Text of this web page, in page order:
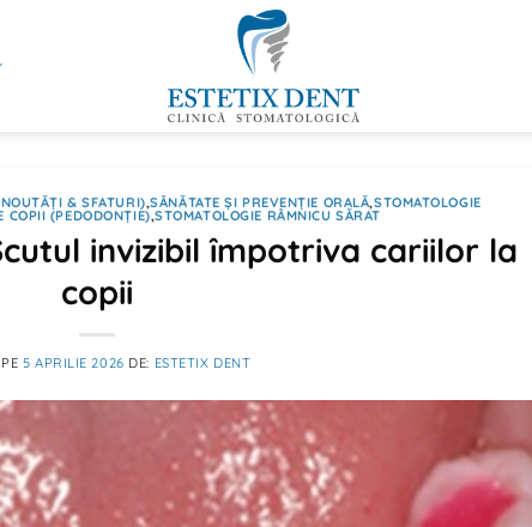
& SFATURI),SĂNĂTATE ȘI PREVENȚIE ORALĂ,STOMATOLOGIE
COPII (PEDODONȚIE),STOMATOLOGIE RÂMNICU SĂRAT
invizibil împotriva cariilor la
copii
5 APRILIE 2026 DE: ESTETIX DENT